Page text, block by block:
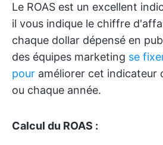
Le ROAS est un excellent
il vous indique le chiffre
chaque dollar dépensé en
des équipes marketing se
pour améliorer cet indicateur
ou chaque année.
Calcul du ROAS :